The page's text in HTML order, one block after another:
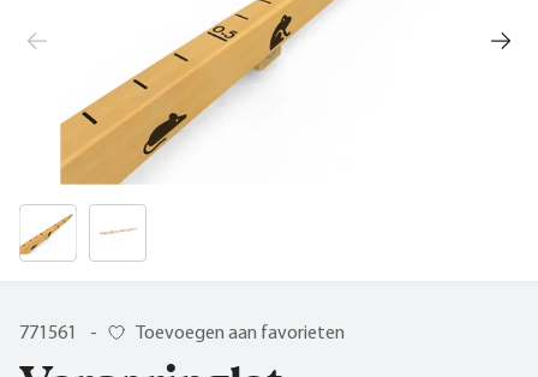
771561 - Toevoegen aan favorieten